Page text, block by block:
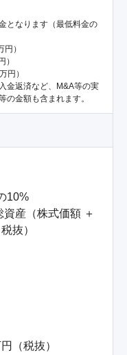
となります（最低料金の
）
）
円）
金返済など、M&A等の実
の金額も含まれます。
10%
産（株式価額 ＋
抜）
（税抜）